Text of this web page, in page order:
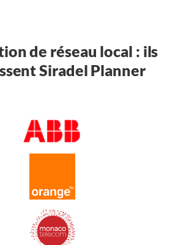
de réseau local : ils
Siradel Planner